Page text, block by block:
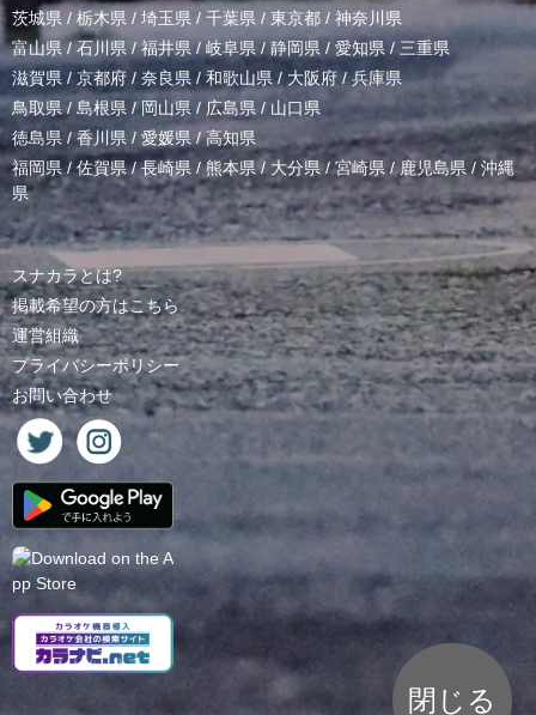
茨城県 / 栃木県 / 埼玉県 / 千葉県 / 東京都 / 神奈川県
富山県 /石川県/福井県/岐阜県 / 静岡県 / 愛知県 / 三重県
滋賀県 / 京都府 / 奈良県 / 和歌山県/ 大阪府 /兵庫県
鳥取県/ 島根県 /岡山県/ 広島県 / 山口県
徳島県 /香川県 / 愛媛県/高知県
福岡県/佐賀県/長崎県 /熊本県/ 大分県/宮崎県 /鹿児島県 / 沖縄
県
スナカラとは?
掲載希望の方はこちら
運営組織
プライバシーポリシー
お問い合わせ
閉じる